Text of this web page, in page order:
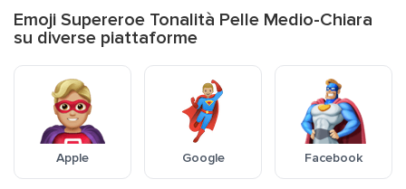
Emoji Supereroe Tonalità Pelle Medio-Chiara
su diverse piattaforme
Apple Google Facebook